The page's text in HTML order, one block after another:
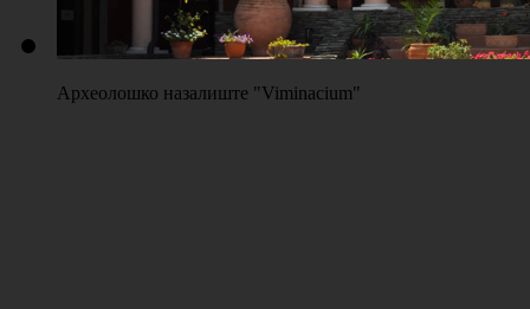
Археолошко назалиште "Viminacium"